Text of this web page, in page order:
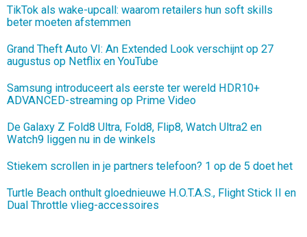
TikTok als wake-upcall: waarom retailers hun soft skills
beter moeten afstemmen
Grand Theft Auto VI: An Extended Look verschijnt op 27
augustus op Netflix en YouTube
Samsung introduceert als eerste ter wereld HDR10+
ADVANCED-streaming op Prime Video
De Galaxy Z Fold8 Ultra, Fold8, Flip8, Watch Ultra2 en
Watch9 liggen nu in de winkels
Stiekem scrollen in je partners telefoon? 1 op de 5 doet het
Turtle Beach onthult gloednieuwe H.O.T.A.S., Flight Stick II en
Dual Throttle vlieg-accessoires